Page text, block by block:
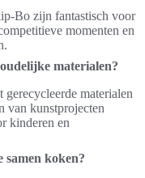
Bo zijn fantastisch voor
momenten en
materialen?
gerecycleerde materialen
van kunstprojecten
kinderen en
samen koken?